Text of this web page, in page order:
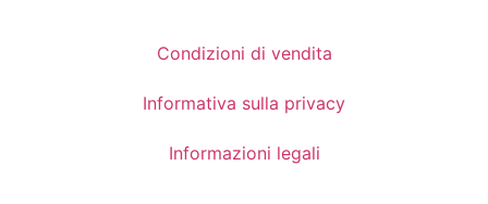
Condizioni di vendita
Informativa sulla privacy
Informazioni legali